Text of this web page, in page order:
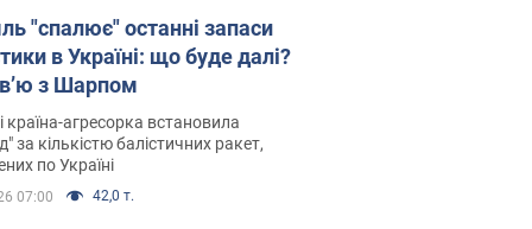
"спалює" останні запаси
в Україні: що буде далі?
з Шарпом
країна-агресорка встановила
за кількістю балістичних ракет,
по Україні
07:00 42,0 т.